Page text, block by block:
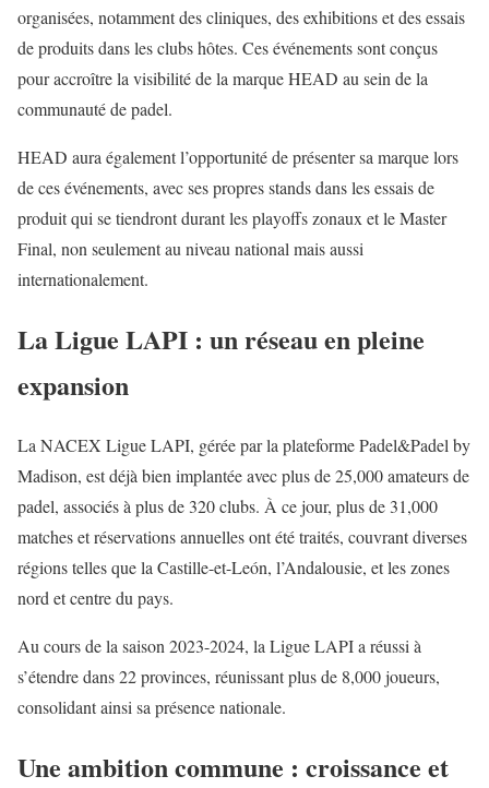
organisées, notamment des cliniques, des exhibitions et des essais
de produits dans les clubs hôtes. Ces événements sont conçus
pour accroître la visibilité de la marque HEAD au sein de la
communauté de padel.
HEAD aura également l’opportunité de présenter sa marque lors
de ces événements, avec ses propres stands dans les essais de
produit qui se tiendront durant les playoffs zonaux et le Master
Final, non seulement au niveau national mais aussi
internationalement.
La Ligue LAPI : un réseau en pleine
expansion
La NACEX Ligue LAPI, gérée par la plateforme Padel&Padel by
Madison, est déjà bien implantée avec plus de 25,000 amateurs de
padel, associés à plus de 320 clubs. À ce jour, plus de 31,000
matches et réservations annuelles ont été traités, couvrant diverses
régions telles que la Castille-et-León, l’Andalousie, et les zones
nord et centre du pays.
Au cours de la saison 2023-2024, la Ligue LAPI a réussi à
s’étendre dans 22 provinces, réunissant plus de 8,000 joueurs,
consolidant ainsi sa présence nationale.
Une ambition commune : croissance et